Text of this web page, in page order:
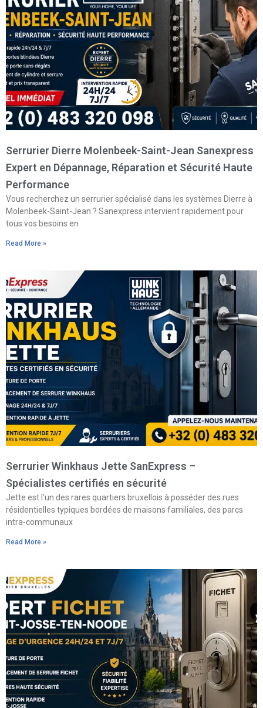
Serrurier Dierre Molenbeek-Saint-Jean Sanexpress
Expert en Dépannage, Réparation et Sécurité Haute
Performance
Vous recherchez un serrurier spécialisé dans les systèmes Dierre à
Molenbeek-Saint-Jean ? Sanexpress intervient rapidement pour
tous vos besoins en
Read More »
Serrurier Winkhaus Jette SanExpress –
Spécialistes certifiés en sécurité
Jette est l’un des rares quartiers bruxellois à posséder des rues
résidentielles typiques bordées de maisons familiales, des parcs
intra-communaux
Read More »